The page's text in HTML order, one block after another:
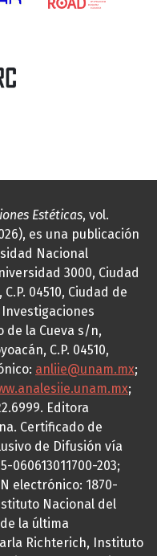
Estéticas, vol.
es una publicación
Nacional
3000, Ciudad
04510, Ciudad de
de la Cueva s/n,
C.P. 04510,
anliie@unam.mx;
;
Editora
Certificado de
de Difusión vía
060613011700-203;
electrónico: 1870-
Nacional del
la última
Richterich, Instituto